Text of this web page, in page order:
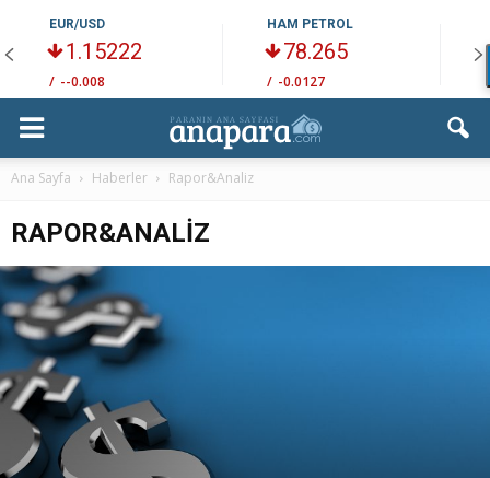
EUR/USD
1.15222
/ --0.008
HAM PETROL
78.265
/ -0.0127 /
Ana Sayfa Haberler Rapor&Analiz
RAPOR&ANALIZ